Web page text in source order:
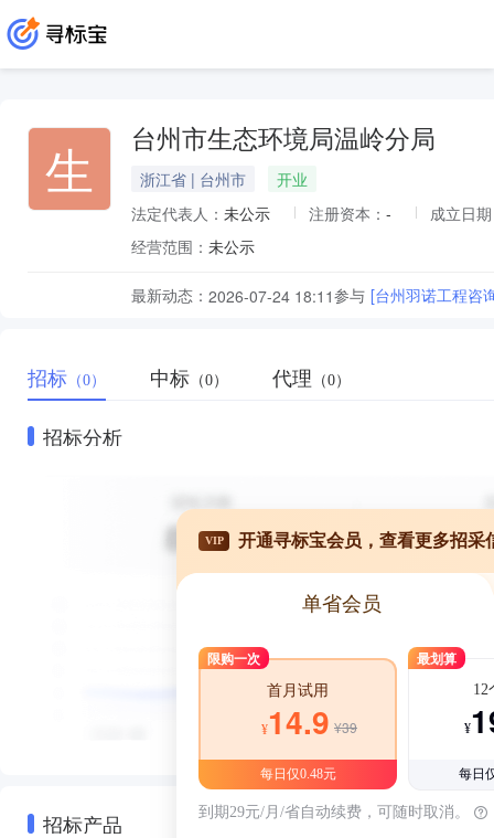
生 台州市生态环境局温岭分局
浙江省 | 台州市
开业
法定代表人： 未公示 注册资本： -
成立日
经营范围： 未公示
最新动态： 2026-07-24 18:11参与 [台州羽诺工程咨
招标 （0） 中标 （0） 代理 （0）
招标分析
招标产品
VIP 开通寻标宝会员，查看更多招采
单省会员
限购一次
首月试用
¥14.9 ¥39
每日仅0.48元
最划算
12
¥
每日
到期29元/月/省自动续费，可随时取消。